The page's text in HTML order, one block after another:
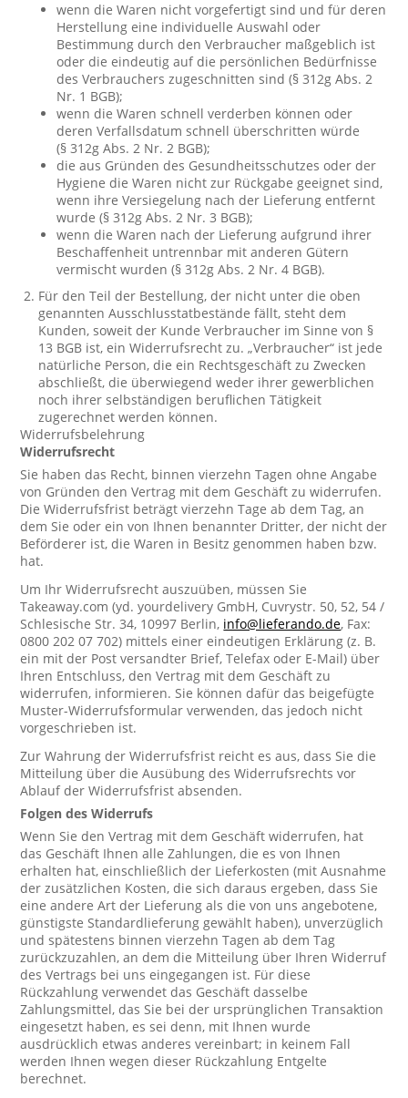
wenn die Waren nicht vorgefertigt sind und für deren
Herstellung eine individuelle Auswahl oder
Bestimmung durch den Verbraucher maßgeblich ist
oder die eindeutig auf die persönlichen Bedürfnisse
des Verbrauchers zugeschnitten sind (§ 312g Abs. 2
Nr. 1 BGB);
wenn die Waren schnell verderben können oder
deren Verfallsdatum schnell überschritten würde
(§ 312g Abs. 2 Nr. 2 BGB);
die aus Gründen des Gesundheitsschutzes oder der
Hygiene die Waren nicht zur Rückgabe geeignet sind,
wenn ihre Versiegelung nach der Lieferung entfernt
wurde (§ 312g Abs. 2 Nr. 3 BGB);
wenn die Waren nach der Lieferung aufgrund ihrer
Beschaffenheit untrennbar mit anderen Gütern
vermischt wurden (§ 312g Abs. 2 Nr. 4 BGB).
Für den Teil der Bestellung, der nicht unter die oben
genannten Ausschlusstatbestände fällt, steht dem
Kunden, soweit der Kunde Verbraucher im Sinne von §
13 BGB ist, ein Widerrufsrecht zu. „Verbraucher“ ist jede
natürliche Person, die ein Rechtsgeschäft zu Zwecken
abschließt, die überwiegend weder ihrer gewerblichen
noch ihrer selbständigen beruflichen Tätigkeit
zugerechnet werden können.
Widerrufsbelehrung
Widerrufsrecht
Sie haben das Recht, binnen vierzehn Tagen ohne Angabe
von Gründen den Vertrag mit dem Geschäft zu widerrufen.
Die Widerrufsfrist beträgt vierzehn Tage ab dem Tag, an
dem Sie oder ein von Ihnen benannter Dritter, der nicht der
Beförderer ist, die Waren in Besitz genommen haben bzw.
hat.
Um Ihr Widerrufsrecht auszuüben, müssen Sie
Takeaway.com (yd. yourdelivery GmbH, Cuvrystr. 50, 52, 54 /
Schlesische Str. 34, 10997 Berlin, info@lieferando.de, Fax:
0800 202 07 702) mittels einer eindeutigen Erklärung (z. B.
ein mit der Post versandter Brief, Telefax oder E-Mail) über
Ihren Entschluss, den Vertrag mit dem Geschäft zu
widerrufen, informieren. Sie können dafür das beigefügte
Muster-Widerrufsformular verwenden, das jedoch nicht
vorgeschrieben ist.
Zur Wahrung der Widerrufsfrist reicht es aus, dass Sie die
Mitteilung über die Ausübung des Widerrufsrechts vor
Ablauf der Widerrufsfrist absenden.
Folgen des Widerrufs
Wenn Sie den Vertrag mit dem Geschäft widerrufen, hat
das Geschäft Ihnen alle Zahlungen, die es von Ihnen
erhalten hat, einschließlich der Lieferkosten (mit Ausnahme
der zusätzlichen Kosten, die sich daraus ergeben, dass Sie
eine andere Art der Lieferung als die von uns angebotene,
günstigste Standardlieferung gewählt haben), unverzüglich
und spätestens binnen vierzehn Tagen ab dem Tag
zurückzuzahlen, an dem die Mitteilung über Ihren Widerruf
des Vertrags bei uns eingegangen ist. Für diese
Rückzahlung verwendet das Geschäft dasselbe
Zahlungsmittel, das Sie bei der ursprünglichen Transaktion
eingesetzt haben, es sei denn, mit Ihnen wurde
ausdrücklich etwas anderes vereinbart; in keinem Fall
werden Ihnen wegen dieser Rückzahlung Entgelte
berechnet.